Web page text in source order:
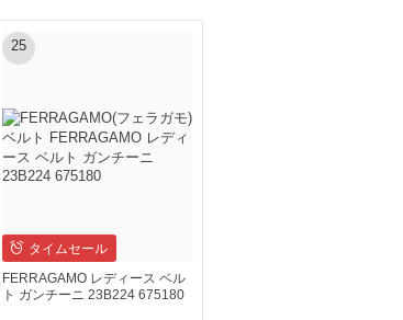
25
タイムセール
FERRAGAMO レディース ベル
ト ガンチーニ 23B224 675180